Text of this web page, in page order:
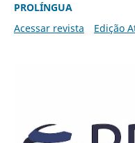
PROLÍNGUA
Acessar revista
Edição